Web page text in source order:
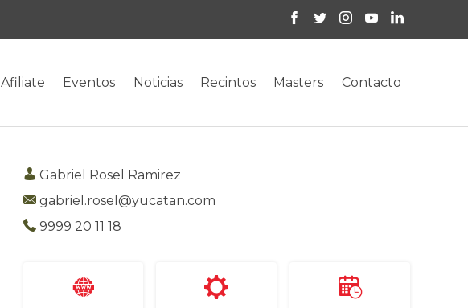
Afiliate Eventos Noticias Recintos Masters Contacto
Gabriel Rosel Ramirez
gabriel.rosel@yucatan.com
9999 20 11 18